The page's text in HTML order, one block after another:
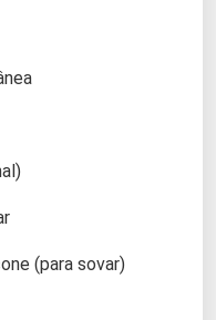
(para sovar)